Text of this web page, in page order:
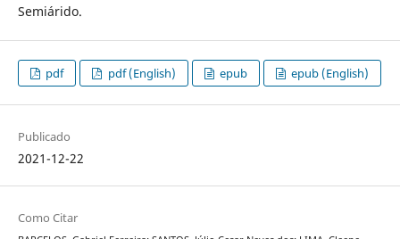
Semiárido.
pdf pdf (English) epub epub (English)
Publicado
2021-12-22
Como Citar